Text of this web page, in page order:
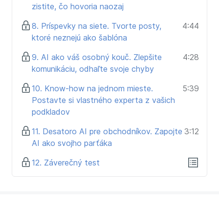
zistite, čo hovoria naozaj
8. Príspevky na siete. Tvorte posty,
ktoré neznejú ako šablóna
4:44
9. AI ako váš osobný kouč. Zlepšite
komunikáciu, odhaľte svoje chyby
4:28
10. Know-how na jednom mieste.
Postavte si vlastného experta z vašich
podkladov
5:39
11. Desatoro AI pre obchodníkov. Zapojte
AI ako svojho parťáka
3:12
12. Záverečný test